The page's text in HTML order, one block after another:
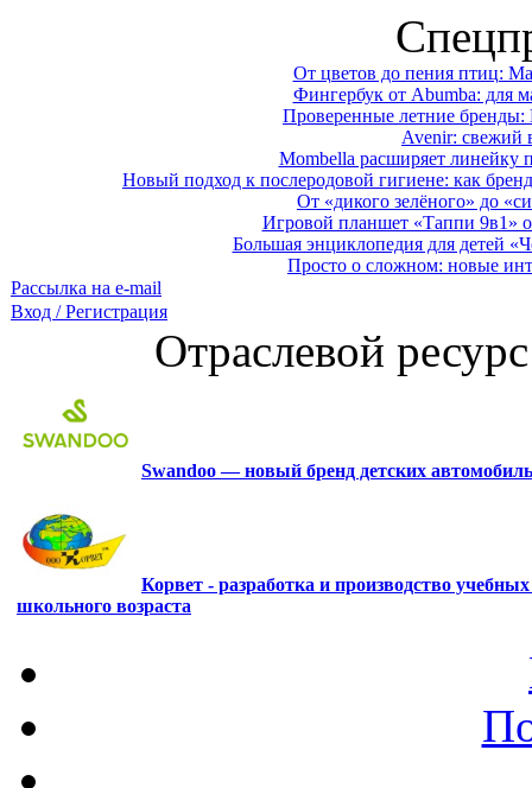
От цветов до пения птиц:
Фингербук от Abumba: для
Проверенные летние
Avenir: свежий
Mombella расширяет линейку
Новый подход к послеродовой гигиене: как
От «дикого зелёного» до
Игровой планшет «Таппи 9в1»
Большая энциклопедия для детей
Просто о сложном: новые
Рассылка на e-mail
Вход / Регистрация
Отраслевой
Swandoo — новый бренд детских
Корвет - разработка и производство
школьного возраста